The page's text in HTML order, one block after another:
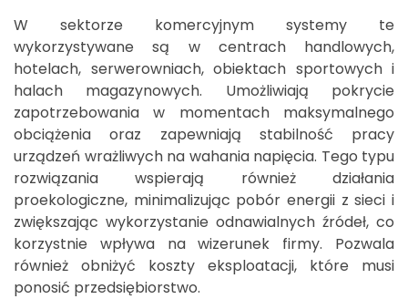
W sektorze komercyjnym systemy te
wykorzystywane są w centrach handlowych,
hotelach, serwerowniach, obiektach sportowych i
halach magazynowych. Umożliwiają pokrycie
zapotrzebowania w momentach maksymalnego
obciążenia oraz zapewniają stabilność pracy
urządzeń wrażliwych na wahania napięcia. Tego typu
rozwiązania wspierają również działania
proekologiczne, minimalizując pobór energii z sieci i
zwiększając wykorzystanie odnawialnych źródeł, co
korzystnie wpływa na wizerunek firmy. Pozwala
również obniżyć koszty eksploatacji, które musi
ponosić przedsiębiorstwo.